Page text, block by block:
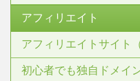
アフィリエイト
アフィリエイトサイト
初心者でも独自ドメイ